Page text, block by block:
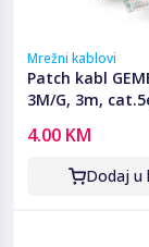
Mrežni kablovi
Patch kabl
3M/G, 3m,
4.00 KM
Dodaj u